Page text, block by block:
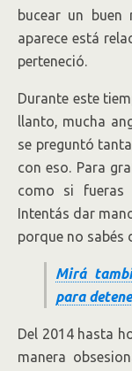
bucear un
aparece está
perteneció.
Durante este
llanto, mucha
se preguntó
con eso. Para
como si fueras
Intentás dar
porque no sabés
Mirá
para
Del 2014 hasta
manera